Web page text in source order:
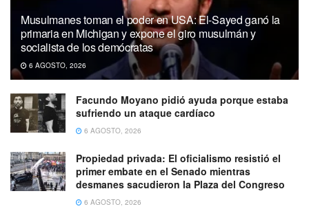
Musulmanes toman el poder en USA: El-Sayed ganó la
primaria en Michigan y expone el giro musulmán y
socialista de los demócratas
6 AGOSTO, 2026
Facundo Moyano pidió ayuda porque estaba
sufriendo un ataque cardíaco
6 AGOSTO, 2026
Propiedad privada: El oficialismo resistió el
primer embate en el Senado mientras
desmanes sacudieron la Plaza del Congreso
6 AGOSTO, 2026